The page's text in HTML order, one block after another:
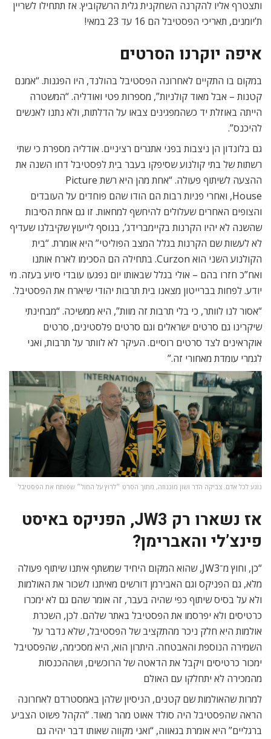
ותצטרף אליו להקרנה השחקנית גלית הרשקוביץ. אז תתחילו לשריין
ת’יומנים, תאריכי הפסטיבל הם 16 עד 23 במאי!
איפה יוקרנו הסרטים
במקום בו התקיים לאחרונה הפסטיבל בהולנד, היו הפגנות. “אמנם
קטנות – אבל מאוד קולניות”, מספרות פטי ואודליה. “המשטרה
הייתה באוזלת יד כשהמפגינים צבאו על הדלתות, ולא נתנו לאנשים
להיכנס”.
גם בלונדון הן ניצבות בפני אתגרים רציניים. אודליה מספרת כי שתי
רשתות של בתי קולנוע שסיפקו בעבר בית לפסטיבל דחו השנה את
ההצעה לשיתוף פעולה. “אחת מהן היא רשת Picture
House, ואחרי פניות רבות הם הודו שהם פוחדים על העובדים
והצופים האחרים שעלולים להיחשף למחאות. זו גם אחת הסיבות
שהשנה לא יהיו הקרנות בקיימברידג’, בנוסף לייעוץ שקיבלנו שעדיף
לא לעשות שם הקרנות בגלל המצב הפוליטי” היא אומרת. “בית
הקולנוע השני הוא Curzon. בתחילה הם הסכימו לארח אותנו
ואח”כ חזרו בהם – אולי בגלל שבאותו יום נפגעו עובדי סיוע בעזה. מי
יודע. לפחות בברייטון מצאנו בית תרבות יהודי שיארח את הפסטיבל.
“אסור לנו לוותר, כי בלי תרבות זה מוות”, היא ממשיכה. “מבחינתי
שיקרינו גם סרטים ישראלים וגם סרטים פלסטינים, סרטים
אוקראינים לצד סרטים רוסיים. העיקר לא לוותר על תרבות, ואני
לגמרי עומדת מאחורי זה.”
נוגע לכל אדם. צביקה הדר ושון מונגוזה, מתוך הסרט ״לרוץ על החול״ שפותח את הפסטיבל
אז נשארו רק JW3, הפניקס באיסט
פינצ’לי והאברימן?
“כן, וחוץ מ־JW3, שהוא המקום היחיד שמשתף איתנו שיתוף פעולה
מלא, גם הפניקס וגם האבירמן דורשים מאיתנו לשכור את האולמות
ולא על בסיס שיתוף כפי שהיה בעבר, זה אומר שהם גם לא ימכרו
כרטיסים ולא יפרסמו את הפסטיבל באתר שלהם. לכן, השכרת
אולמות היא חלק ניכר מהתקציב של הפסטיבל, שלא נדבר על
השמירה הנוספת והאבטחה. היתרון הוא, היא מסכימה, שהפסטיבל
ימכור כרטיסים ויקבל את הדאטה של הרוכשים, ושההכנסות
מהמכירה לא יתחלקו עם האולם
למרות שהאולמות שם קטנים, הניסיון שלהן באמסטרדם לאחרונה
הראה שהפסטיבל היה סולד אאוט מהר מאוד. “הקהל פשוט הצביע
ברגליים” היא אומרת בגאווה, “ואני מקווה שאותו דבר יהיה גם